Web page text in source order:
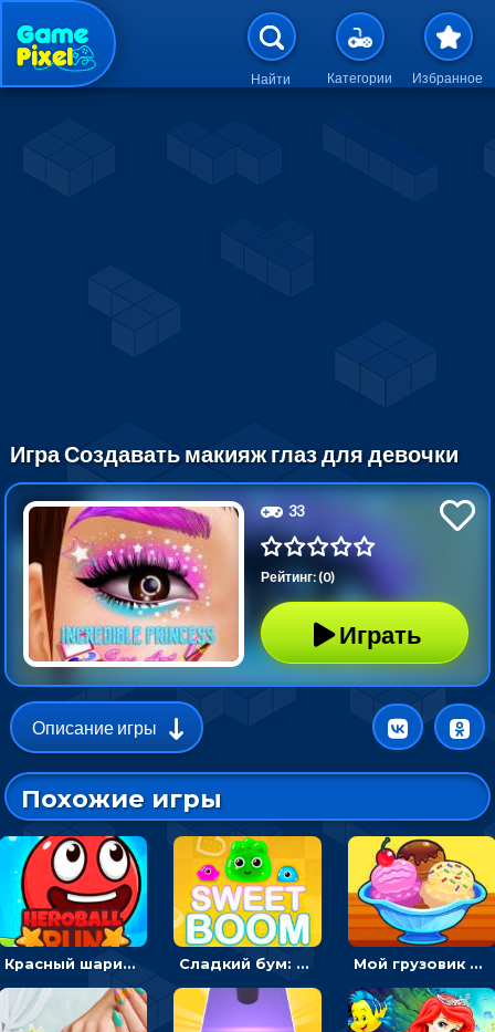
Перейти к основному
Найти Категории Избранное
Игра Создавать макияж глаз для девочки
33
Рейтинг: (0)
Играть
Описание игры
Похожие игры
Красный шарик-герой в бегах: прыгать, чтобы избегать препятствий Сладкий бум: тапнуть, чтобы взорвать желейки - головоломка Мой грузовик с мороженным: принимать заказы и готовить десерты